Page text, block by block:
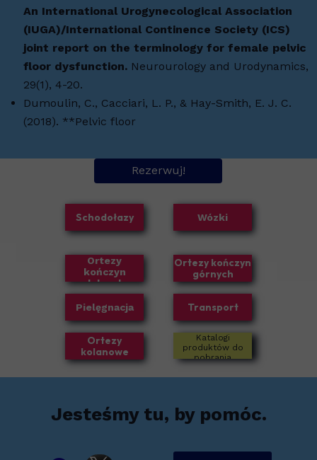
An International Urogynecological Association
(IUGA)/International Continence Society (ICS)
joint report on the terminology for female pelvic
floor dysfunction. Neurourology and Urodynamics,
29(1), 4-20.
Dumoulin, C., Cacciari, L. P., & Hay-Smith, E. J. C.
(2018). **Pelvic floor
Rezerwuj!
Katalogi
produktów do
pobrania
Ortezy
kolanowe
Wózki
Ortezy kończyn
górnych
Ortezy
kończyn
dolnych
Transport
Pielęgnacja
Schodołazy
Jesteśmy tu, by pomóc.